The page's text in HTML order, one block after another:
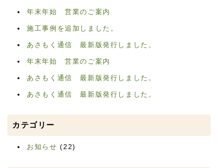
年末年始 営業のご案内
施工事例を追加しました。
あさもく通信 最新版発行しました。
年末年始 営業のご案内
あさもく通信 最新版発行しました。
あさもく通信 最新版発行しました。
カテゴリー
お知らせ (22)